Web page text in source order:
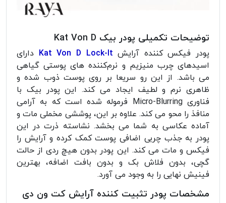
توضیحات تکمیلی پودر بیک Kat Von D
پودر فیکس کننده آرایش Kat Von D Lock-It دارای
اسیدهای چرب منیزیم و نرم‌کننده های پوستی گیاهی
می باشد. از این رو سریعا بر روی پوست ذوب شده و
ظاهری نرم و لطیف ایجاد می کند. این پودر بیک با
فناوری Micro-Blurring فرموله شده است که به آرامی
منافذ را محو می کند. علاوه بر این، پوششی مخملی مات و
آماده عکاسی به شما می بخشد. نشاسته ذرت در این
پودر به جذب چربی اضافی پوست کمک کرده و آرایش را
فیکس و مات می کند. این پودر بدون هیچ ردی از حالت
گچی، بدون فلاش بک و بدون بافت اضافه، بهترین
فینیش نهایی را به وجود می آورد.
مشخصات پودر تثبیت کننده آرایش کت ون دی